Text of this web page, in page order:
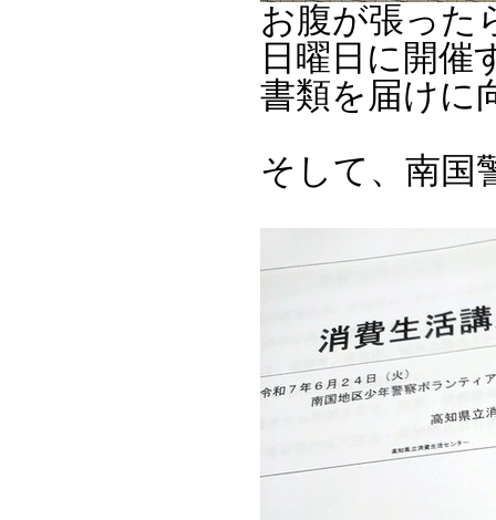
お腹が張った
日曜日に開催
書類を届けに
そして、南国